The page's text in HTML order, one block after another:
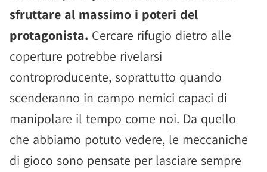
sfruttare al massimo i poteri del
protagonista. Cercare rifugio dietro alle
coperture potrebbe rivelarsi
controproducente, soprattutto quando
scenderanno in campo nemici capaci di
manipolare il tempo come noi. Da quello
che abbiamo potuto vedere, le meccaniche
di gioco sono pensate per lasciare sempre